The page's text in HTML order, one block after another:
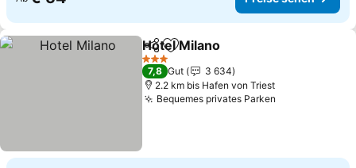
TeilenZu Favoriten hinzufügen
Hotel Milano
3 Sterne
7,8 Gut
3 634
2.2 km bis Hafen von Triest
Bequemes privates Parken